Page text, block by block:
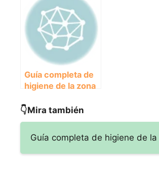
placentera
Guía completa de
higiene de la zona
mascotas: todo lo
👇Mira también
Guía completa de higiene de